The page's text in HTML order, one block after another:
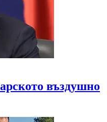
въздушно